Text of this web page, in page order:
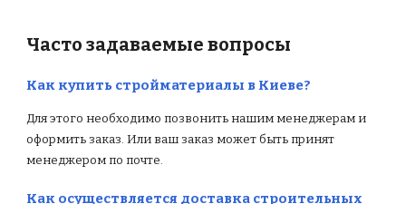
Часто задаваемые вопросы
Как купить стройматериалы в Киеве?
Для этого необходимо позвонить нашим менеджерам и
оформить заказ. Или ваш заказ может быть принят
менеджером по почте.
Как осуществляется доставка строительных